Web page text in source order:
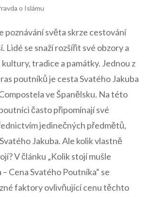
o Islámu
poznávání ‍světa skrze cestování​
Lidé ⁢se snaží rozšířit své obzory a
tradice⁣ a památky. Jednou z
poutníků je cesta Svatého ⁣Jakuba
ve Španělsku. Na této
často připomínají své
jedinečných ‍předmětů,‍
Jakuba. Ale ​kolik vlastně
V článku „Kolik stojí mušle
Cena Svatého Poutníka“ se
faktory ovlivňující cenu⁣ těchto